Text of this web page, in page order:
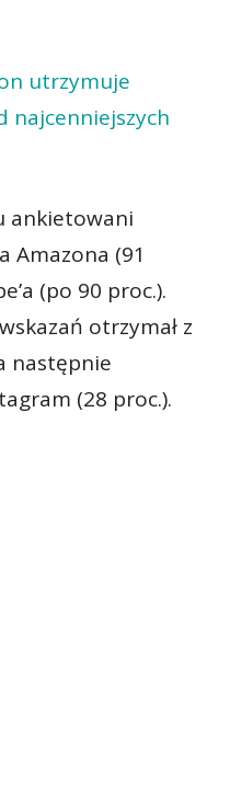
utrzymuje
najcenniejszych
ankietowani
Amazona (91
(po 90 proc.).
otrzymał z
następnie
(28 proc.).